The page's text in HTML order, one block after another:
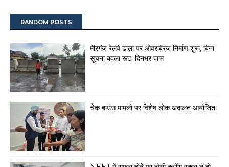
RANDOM POSTS
मीरगंज रेलवे ढाला पर ओवरब्रिज निर्माण शुरू, बिना
सूचना बदला रूट; दिनभर जाम
चेक बाउंस मामलों पर विशेष लोक अदालत आयोजित